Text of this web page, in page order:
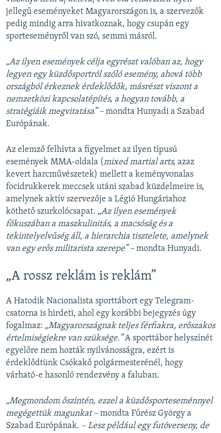
jellegű eseményeket Magyarországon is, a szervezők
pedig mindig arra hivatkoznak, hogy csupán egy
sporteseményről van szó, semmi másról.
„Az ilyen események célja egyrészt valóban az, hogy
legyen egy küzdősportról szóló esemény, ahová több
országból érkeznek érdeklődők, másrészt viszont a
nemzetközi kapcsolatépítés, a hogyan tovább, a
stratégiáik megvitatása” – mondta Hunyadi a Szabad
Európának.
Az elemző felhívta a figyelmet az ilyen típusú
események MMA-oldala (mixed martial arts, azaz
kevert harcművészetek) mellett a keményvonalas
focidrukkerek meccsek utáni szabad küzdelmeire is,
amelynek aktív szervezője a Légió Hungáriahoz
köthető szurkolócsapat. „Az ilyen események
fókuszában a maszkulinitás, a macsóság és a
tekintelyelvűség áll, a hierarchia tisztelete, amelynek
van egy erős militarista szerepe” – mondta Hunyadi.
„A rossz reklám is reklám”
A Hatodik Nacionalista sporttábort egy Telegram-
csatorna is hirdeti, ahol egy korábbi bejegyzés úgy
fogalmaz: „Magyarországnak teljes férfiakra, erőszakos
értelmiségiekre van szüksége.”A sporttábor helyszínét
egyelőre nem hozták nyilvánosságra, ezért is
érdeklődtünk Csókakő polgármesterénél, hogy
várható-e hasonló rendezvény a faluban.
„Megmondom őszintén, ezzel a küzdősporteseménnyel
megégettük magunkat – mondta Fűrész György a
Szabad Európának. – Lesz például egy futóverseny, de